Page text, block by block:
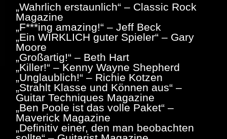
„Wahrlich erstaunlich“ – Classic Rock
Magazine
„F***ing amazing!“ – Jeff Beck
„Ein WIRKLICH guter Spieler“ – Gary
Moore
„Großartig!“ – Beth Hart
„Killer!“ – Kenny Wayne Shepherd
„Unglaublich!“ – Richie Kotzen
„Strahlt Klasse und Können aus“ –
Guitar Techniques Magazine
„Ben Poole ist das volle Paket“ –
Maverick Magazine
„Definitiv einer, den man beobachten